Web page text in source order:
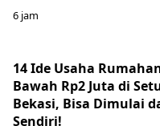
6 jam
14 Ide Usaha
Bawah Rp2 Juta di
Bekasi, Bisa Dimulai
Sendiri!